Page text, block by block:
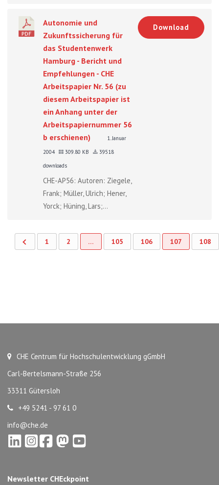
Autonomie und
Zukunftssicherung für
das Studentenwerk
Hamburg - Bericht und
Empfehlungen - CHE
Arbeitspapier Nr. 56 (zu
diesem Arbeitspapier ist
ein Anhang unter der
Arbeitspapiernummer 56
b erschienen)
1. Januar
2004
309.80 KB
39518
downloads
CHE-AP56: Autoren: Ziegele,
Frank; Müller, Ulrich; Hener,
Yorck; Hüning, Lars;...
Download
1 2 … 105 106 107 108
CHE Centrum für Hochschulentwicklung gGmbH
Carl-Bertelsmann-Straße 256
33311 Gütersloh
+49 5241 - 97 61 0
info@che.de
Newsletter CHEckpoint